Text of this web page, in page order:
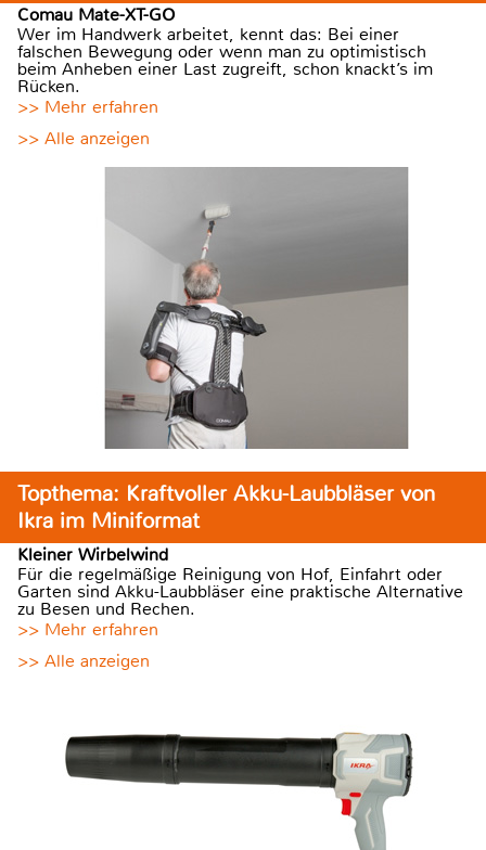
Comau Mate-XT-GO
Wer im Handwerk arbeitet, kennt das: Bei einer
falschen Bewegung oder wenn man zu optimistisch
beim Anheben einer Last zugreift, schon knackt’s im
Rücken.
>> Mehr erfahren
>> Alle anzeigen
Topthema: Kraftvoller Akku-Laubbläser von
Ikra im Miniformat
Kleiner Wirbelwind
Für die regelmäßige Reinigung von Hof, Einfahrt oder
Garten sind Akku-Laubbläser eine praktische Alternative
zu Besen und Rechen.
>> Mehr erfahren
>> Alle anzeigen